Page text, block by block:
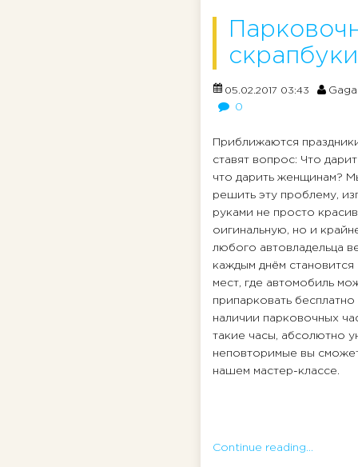
05.02.2017 03:43
0
Приближаются
ставят вопрос: Что
что дарить женщинам?
решить эту проблему,
руками не просто
оигинальную, но и
любого автовладельца
каждым днём
мест, где автомобиль
припарковать
наличии парковочных
такие часы, абсолютно
неповторимые вы
нашем мастер-классе.
Continue reading...